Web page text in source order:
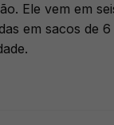
Ele vem em
em sacos de